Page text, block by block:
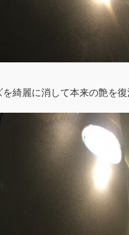
を綺麗に消して本来の艶を復